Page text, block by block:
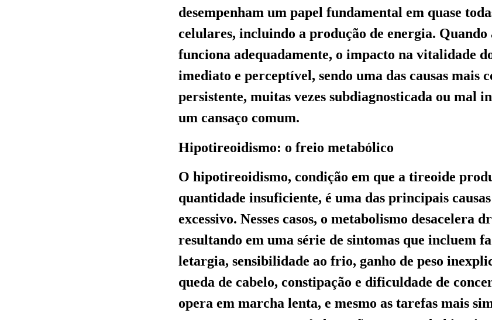
desempenham um papel fundamental em quase
celulares, incluindo a produção de energia. Quando
funciona adequadamente, o impacto na vitalidade
imediato e perceptível, sendo uma das causas mais
persistente, muitas vezes subdiagnosticada ou mal
um cansaço comum.
Hipotireoidismo: o freio metabólico
O hipotireoidismo, condição em que a tireoide
quantidade insuficiente, é uma das principais causas
excessivo. Nesses casos, o metabolismo desacelera
resultando em uma série de sintomas que incluem
letargia, sensibilidade ao frio, ganho de peso
queda de cabelo, constipação e dificuldade de
opera em marcha lenta, e mesmo as tarefas mais